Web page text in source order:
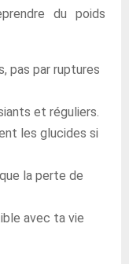
du poids
pas par ruptures
et réguliers.
les glucides si
la perte de
avec ta vie